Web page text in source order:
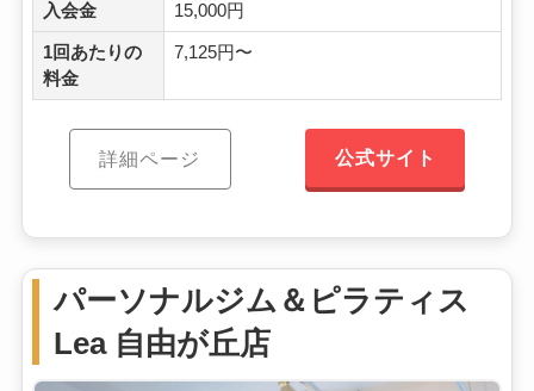
入会金 15,000円
1回あたりの
料金
7,125円〜
詳細ページ 公式サイト
パーソナルジム＆ピラティス
Lea 自由が丘店